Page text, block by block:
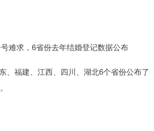
号难求，6省份去年结婚登记数据公布
、福建、江西、四川、湖北6个省份公布了